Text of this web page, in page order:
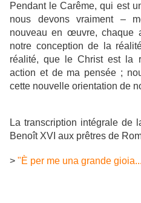
Pendant le Carême, qui est
nous devons vraiment –
nouveau en œuvre, chaque
notre conception de la
réalité, que le Christ est la
action et de ma pensée ;
cette nouvelle orientation de
La transcription intégrale de
Benoît XVI aux prêtres de
> "È per me una grande